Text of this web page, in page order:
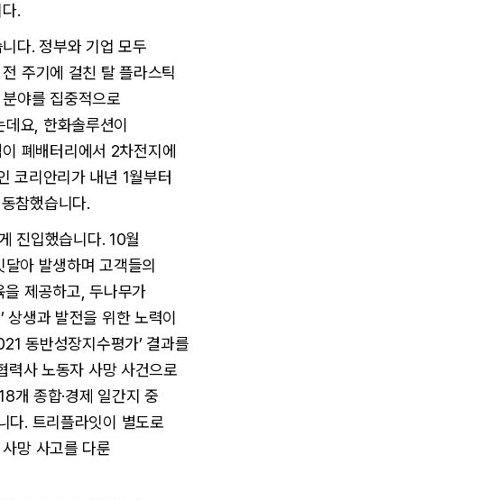
.
다. 정부와 기업 모두
주기에 걸친 탈 플라스틱
야를 집중적으로
요, 한화솔루션이
폐배터리에서 2차전지에
코리안리가 내년 1월부터
참했습니다.
진입했습니다. 10월
아 발생하며 고객들의
제공하고, 두나무가
생과 발전을 위한 노력이
동반성장지수평가’ 결과를
력사 노동자 사망 사건으로
개 종합·경제 일간지 중
다. 트리플라잇이 별도로
망 사고를 다룬